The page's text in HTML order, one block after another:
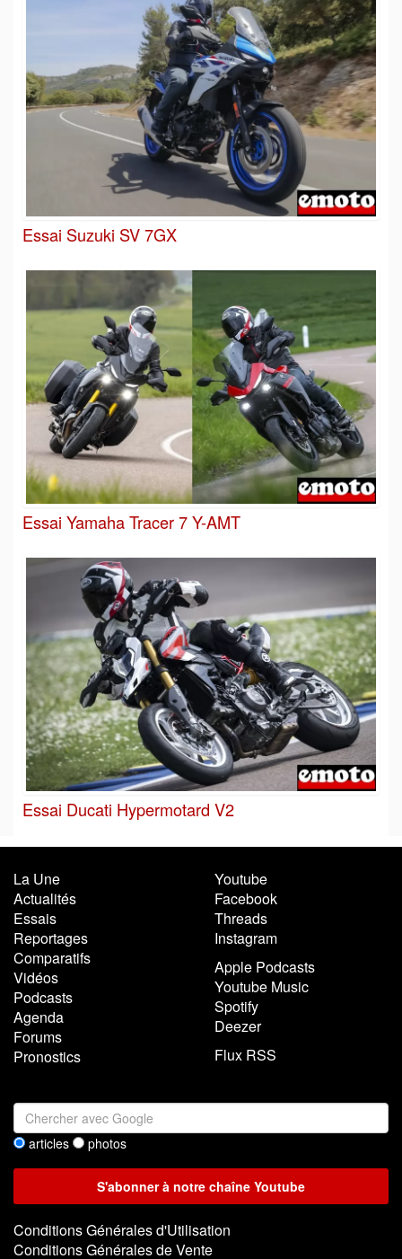
Essai Suzuki SV 7GX
Essai Yamaha Tracer 7 Y-AMT
Essai Ducati Hypermotard V2
La Une
Actualités
Essais
Reportages
Comparatifs
Vidéos
Podcasts
Agenda
Forums
Pronostics
Youtube
Facebook
Threads
Instagram
Apple Podcasts
Youtube Music
Spotify
Deezer
Flux RSS
articles photos
Conditions Générales d'Utilisation
Conditions Générales de Vente